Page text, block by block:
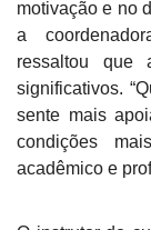
motivação e no
a
ressaltou que
significativos.
sente mais
condições
acadêmico e